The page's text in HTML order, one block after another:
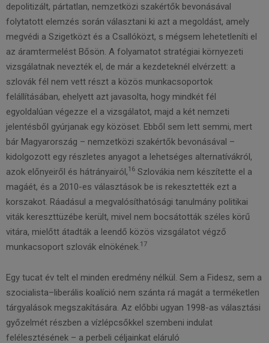
depolitizált, pártatlan, nemzetközi szakértők bevonásával
folytatott elemzés során választani ki azt a megoldást, amely
megvédi a Szigetközt és a Csallóközt, s mégsem lehetetleníti el
az áramtermelést Bősön. A folyamatot stratégiai környezeti
vizsgálatnak nevezték el, de már a kezdeteknél elvérzett: a
szlovák fél nem vett részt a közös munkacsoportok
felállításában, ehelyett azt javasolta, hogy mindkét fél
egyoldalúan végezze el a vizsgálatot, majd a két nemzeti
jelentésből gyúrjanak egy közöset. Ebből sem lett semmi, mert
bár Magyarország – nemzetközi szakértők bevonásával –
kidolgozott egy részletes anyagot a lehetséges alternatívákról,
azok előnyeiről és hátrányairól,16 Szlovákia nem készítette el a
magáét, és a 2010-es választások be is rekesztették ezt a
korszakot. Ráadásul a megvalósíthatósági tanulmány politikai
viták kereszttüzébe került, mivel nem bocsátották széles körű
vitára, mielőtt átadták a leendő közös vizsgálatot végző
munkacsoport szlovák elnökének. 17
Egy tucat év telt el minden eredmény nélkül. Sem a Fidesz, sem a
szocialista–liberális koalíció nem szánta rá magát a terméketlen
tárgyalások megszakítására. Az előbbi ugyan 1998-as választási
győzelmét részben a vízlépcsőkkel szembeni indulat
felélesztésének – a perbeli céljainkat eláruló